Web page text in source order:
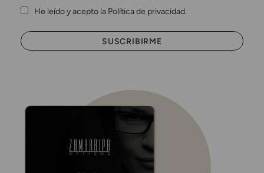
He leído y acepto la Política de privacidad.